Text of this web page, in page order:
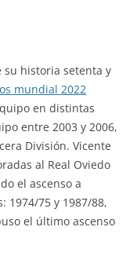
su historia setenta y
mundial 2022
en distintas
entre 2003 y 2006,
División. Vicente
al Real Oviedo
el ascenso a
1974/75 y 1987/88,
el último ascenso